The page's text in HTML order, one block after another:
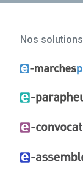
Nos solutions